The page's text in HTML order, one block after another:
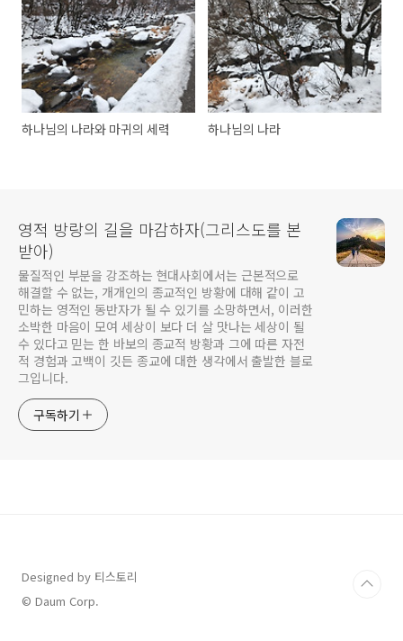
하나님의 나라와 마귀의 세력 하나님의 나라
영적 방랑의 길을 마감하자(그리스도를 본
받아)
물질적인 부분을 강조하는 현대사회에서는 근본적으로
해결할 수 없는, 개개인의 종교적인 방황에 대해 같이 고
민하는 영적인 동반자가 될 수 있기를 소망하면서, 이러한
소박한 마음이 모여 세상이 보다 더 살 맛나는 세상이 될
수 있다고 믿는 한 바보의 종교적 방황과 그에 따른 자전
적 경험과 고백이 깃든 종교에 대한 생각에서 출발한 블로
그입니다.
구독하기
Designed by 티스토리
© Daum Corp.